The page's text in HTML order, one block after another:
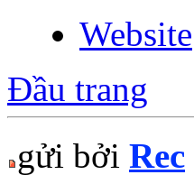
Website
Đầu trang
gửi bởi Rec